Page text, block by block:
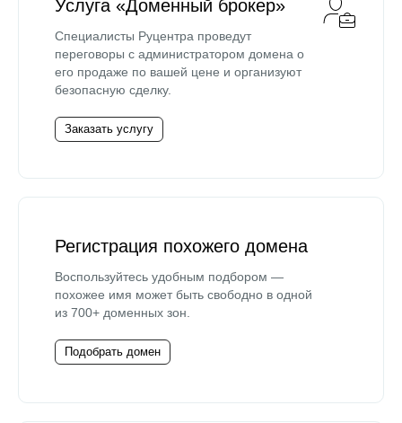
Услуга «Доменный брокер»
Специалисты Руцентра проведут
переговоры с администратором домена о
его продаже по вашей цене и организуют
безопасную сделку.
Заказать услугу
Регистрация похожего домена
Воспользуйтесь удобным подбором —
похожее имя может быть свободно в одной
из 700+ доменных зон.
Подобрать домен